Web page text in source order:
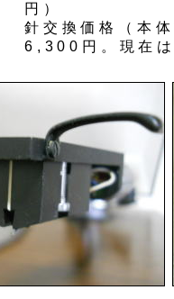
円）
針交換価格（本体
6,300円。現在